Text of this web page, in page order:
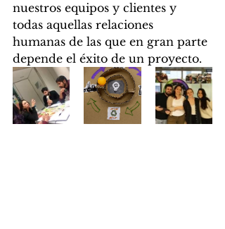
nuestros equipos y clientes y
todas aquellas relaciones
humanas de las que en gran parte
depende el éxito de un proyecto.